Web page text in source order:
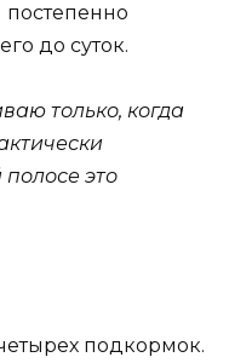
постепенно
до суток.
только, когда
полосе это
подкормок.